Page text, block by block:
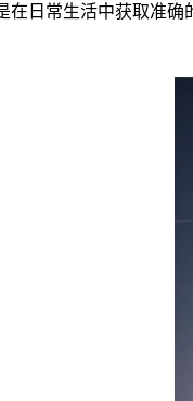
在日常生活中获取准确